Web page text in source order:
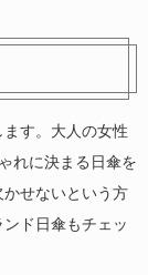
す。大人の女性
れに決まる日傘を
せないという方
ド日傘もチェッ